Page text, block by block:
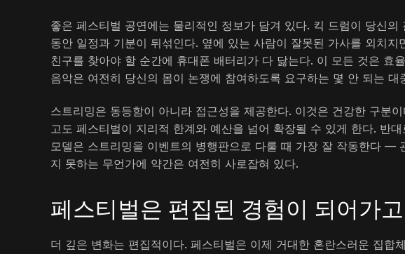
좋은 페스티벌 공연에는 물리적인 정보가 담겨 있다. 킥 드럼이 당신
동안 일정과 기분이 뒤섞인다. 옆에 있는 사람이 잘못된 가사를 외치
친구를 찾아야 할 순간에 휴대폰 배터리가 다 닳는다. 이 모든 것은 효
음악은 여전히 당신의 몸이 논쟁에 참여하도록 요구하는 몇 안 되는 대
스트리밍은 동등함이 아니라 접근성을 제공한다. 이것은 건강한 구분
고도 페스티벌이 지리적 한계와 예산을 넘어 확장될 수 있게 한다. 반
모델은 스트리밍을 이벤트의 병행판으로 다룰 때 가장 잘 작동한다 —
지 못하는 무언가에 약간은 여전히 사로잡혀 있다.
페스티벌은 편집된 경험이 되어가
더 깊은 변화는 편집적이다. 페스티벌은 이제 거대한 혼란스러운 집합